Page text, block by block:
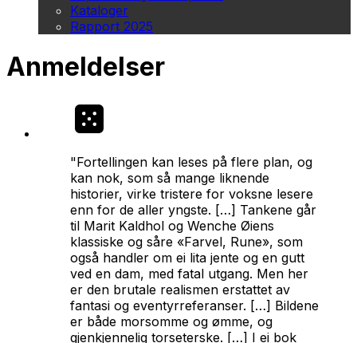
Kataloger
Rapport 2025
Anmeldelser
"Fortellingen kan leses på flere plan, og
kan nok, som så mange liknende
historier, virke tristere for voksne lesere
enn for de aller yngste. […] Tankene går
til Marit Kaldhol og Wenche Øiens
klassiske og såre «Farvel, Rune», som
også handler om ei lita jente og en gutt
ved en dam, med fatal utgang. Men her
er den brutale realismen erstattet av
fantasi og eventyrreferanser. […] Bildene
er både morsomme og ømme, og
gjenkjennelig torseterske. […] I ei bok